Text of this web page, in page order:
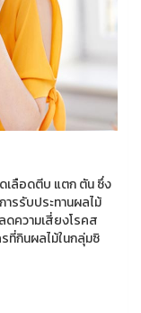
ลือดตีบ แตก ตัน ซึ่ง
ารรับประทานผลไม้
ความเสี่ยงโรคส
ที่กินผลไม้ในกลุ่มซิ